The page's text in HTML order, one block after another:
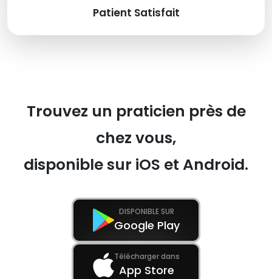
Patient Satisfait
Trouvez un praticien près de
chez vous,
disponible sur iOS et Android.
DISPONIBLE SUR
Google Play
Télécharger dans
App Store